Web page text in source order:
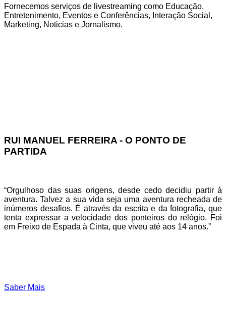
Fornecemos serviços de livestreaming como Educação,
Entretenimento, Eventos e Conferências, Interação Social,
Marketing, Noticias e Jornalismo.
RUI MANUEL FERREIRA - O PONTO DE
PARTIDA
“Orgulhoso das suas origens, desde cedo decidiu partir à
aventura. Talvez a sua vida seja uma aventura recheada de
inúmeros desafios. É através da escrita e da fotografia, que
tenta expressar a velocidade dos ponteiros do relógio. Foi
em Freixo de Espada à Cinta, que viveu até aos 14 anos.”
Saber Mais